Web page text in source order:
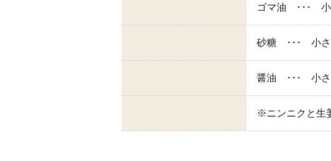
ゴマ油 ･･･ 小
砂糖 ･･･ 小さ
醤油 ･･･ 小さ
※ニンニクと生